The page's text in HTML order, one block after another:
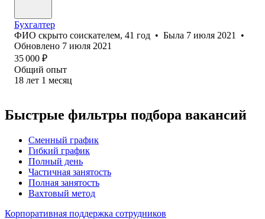
Бухгалтер
ФИО скрыто соискателем, 41 год • Была 7 июля 2021
•
Обновлено 7 июля 2021
35 000 ₽
Общий опыт
18 лет 1 месяц
Быстрые фильтры подбора вакансий
Сменный график
Гибкий график
Полный день
Частичная занятость
Полная занятость
Вахтовый метод
Корпоративная поддержка сотрудников